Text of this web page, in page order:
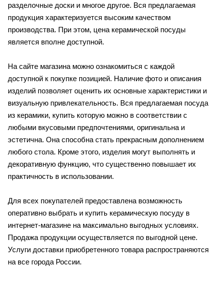
разделочные доски и многое другое. Вся предлагаемая
продукция характеризуется высоким качеством
производства. При этом, цена керамической посуды
является вполне доступной.
На сайте магазина можно ознакомиться с каждой
доступной к покупке позицией. Наличие фото и описания
изделий позволяет оценить их основные характеристики и
визуальную привлекательность. Вся предлагаемая посуда
из керамики, купить которую можно в соответствии с
любыми вкусовыми предпочтениями, оригинальна и
эстетична. Она способна стать прекрасным дополнением
любого стола. Кроме этого, изделия могут выполнять и
декоративную функцию, что существенно повышает их
практичность в использовании.
Для всех покупателей предоставлена возможность
оперативно выбрать и купить керамическую посуду в
интернет-магазине на максимально выгодных условиях.
Продажа продукции осуществляется по выгодной цене.
Услуги доставки приобретенного товара распространяются
на все города России.